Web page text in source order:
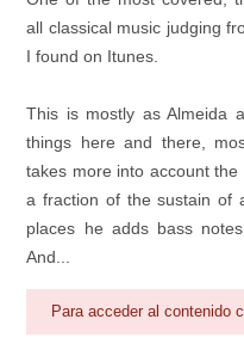
all classical music judging
I found on Itunes.
This is mostly as Almeida
things here and there,
takes more into account
a fraction of the sustain of
places he adds bass
And...
Para acceder al contenido